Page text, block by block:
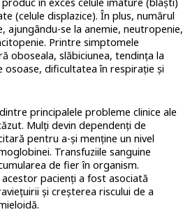
(celule displazice). În plus, numărul
ajungându-se la anemie, neutropenie,
Printre simptomele
oboseala, slăbiciunea, tendința la
dificultatea în respirație și
principalele probleme clinice ale
Mulți devin dependenți de
pentru a-și menține un nivel
Transfuziile sanguine
de fier în organism.
pacienți a fost asociată
și creșterea riscului de a